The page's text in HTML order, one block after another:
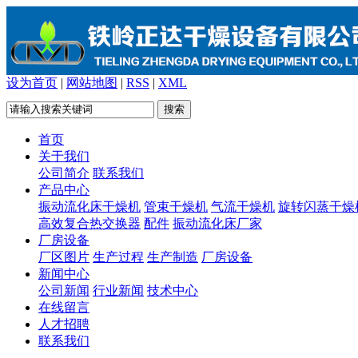
设为首页 | 网站地图 | RSS | XML
首页
关于我们
公司简介 联系我们
产品中心
振动流化床干燥机 管束干燥机 气流干燥机 旋转闪蒸干燥
高效复合热交换器 配件 振动流化床厂家
厂房设备
厂区图片 生产过程 生产制造 厂房设备
新闻中心
公司新闻 行业新闻 技术中心
在线留言
人才招聘
联系我们